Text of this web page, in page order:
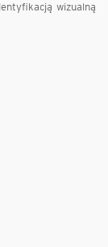
wizualną